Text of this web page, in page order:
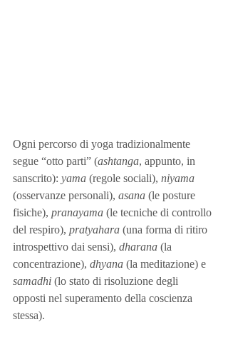
Ogni percorso di yoga tradizionalmente
segue “otto parti” (ashtanga, appunto, in
sanscrito): yama (regole sociali), niyama
(osservanze personali), asana (le posture
fisiche), pranayama (le tecniche di controllo
del respiro), pratyahara (una forma di ritiro
introspettivo dai sensi), dharana (la
concentrazione), dhyana (la meditazione) e
samadhi (lo stato di risoluzione degli
opposti nel superamento della coscienza
stessa).